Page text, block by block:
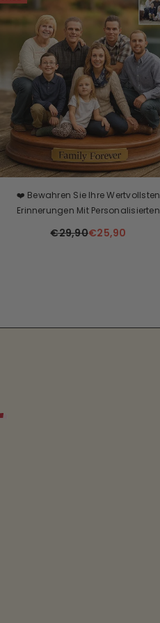
❤️ Bewahren Sie Ihre Wertvollsten
Erinnerungen Mit Personalisierten
€29,90€25,90